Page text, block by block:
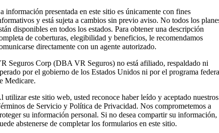
información presentada en este sitio es únicamente con fines
y está sujeta a cambios sin previo aviso. No todos los
disponibles en todos los estados. Para obtener una descripción
de coberturas, elegibilidad y beneficios, le recomendamos
directamente con un agente autorizado.
Seguros Corp (DBA VR Seguros) no está afiliado, respaldado ni
por el gobierno de los Estados Unidos ni por el programa
Medicare.
utilizar este sitio web, usted reconoce haber leído y aceptado nuestros
de Servicio y Política de Privacidad. Nos comprometemos a
su información personal. Si no desea compartir su información,
abstenerse de completar los formularios en este sitio.